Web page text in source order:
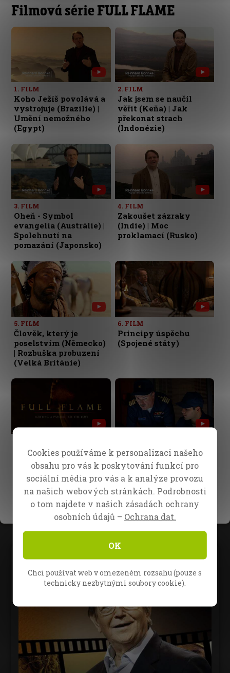
Filmová série FULL FLAME
1. FILM
Koho Ježíš povolává a
vystrojuje (Brazílie) |
Umění nemožného
(Egypt)
2. FILM
Jak jsem se naučil
věřit (Keňa) | Jak
překonat strach
(Indonézie)
3. FILM
Oheň - Symbol
evangelia (Austrálie) |
Spolehnutí na
pomazání (Japonsko)
4. FILM
Zakoušet zázraky
(Indie) | Moc
proklamací (Rusko)
5. FILM
Člověk, který je
poselstvím (Německo)
| Rozbuška probuzení
(Velká Británie)
6. FILM
Principy úspěchu
(Spojené státy)
Jedinečné poselství
(Čína)
Ztraceni v moři
1
Cookies používáme k personalizaci našeho
obsahu pro vás k poskytování funkcí pro
sociální média pro vás a k analýze provozu
na našich webových stránkách. Podrobnosti
o tom najdete v našich zásadách ochrany
osobních údajů – Ochrana dat.
OK
Chci používat web v omezeném rozsahu (pouze s
technicky nezbytnými soubory cookie).